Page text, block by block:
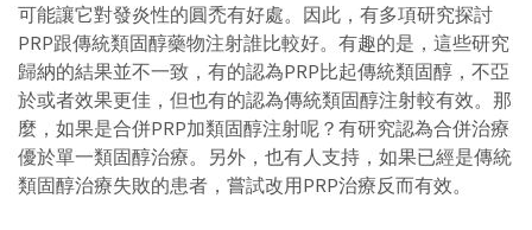
可能讓它對發炎性的圓禿有好處。因此，有多項研究探討
PRP跟傳統類固醇藥物注射誰比較好。有趣的是，這些研究
歸納的結果並不一致，有的認為PRP比起傳統類固醇，不亞
於或者效果更佳，但也有的認為傳統類固醇注射較有效。那
麼，如果是合併PRP加類固醇注射呢？有研究認為合併治療
優於單一類固醇治療。另外，也有人支持，如果已經是傳統
類固醇治療失敗的患者，嘗試改用PRP治療反而有效。